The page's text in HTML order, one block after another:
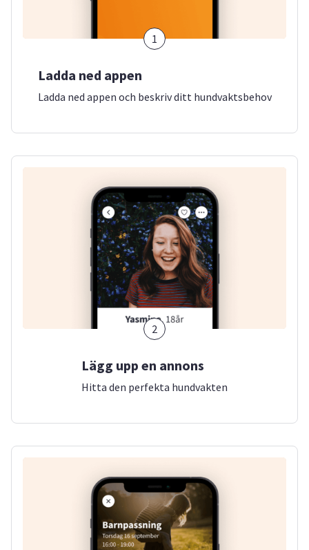
1
Ladda ned appen
Ladda ned appen och beskriv ditt hundvaktsbehov
2
Lägg upp en annons
Hitta den perfekta hundvakten